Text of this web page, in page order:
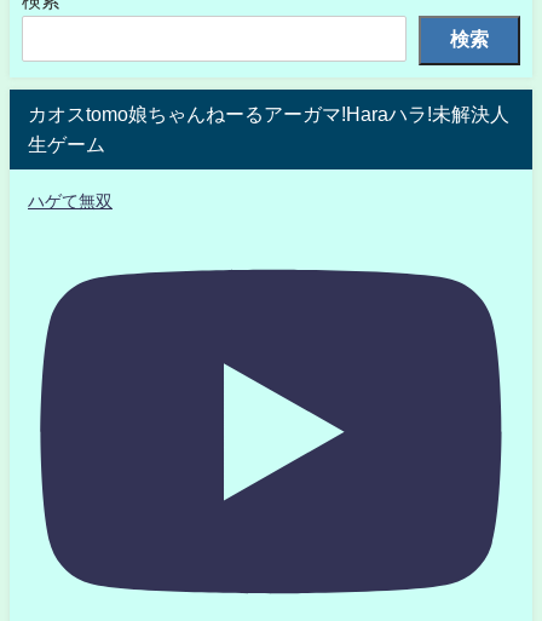
検索
カオスtomo娘ちゃんねーるアーガマ!Haraハラ!未解決人
生ゲーム
ハゲて無双